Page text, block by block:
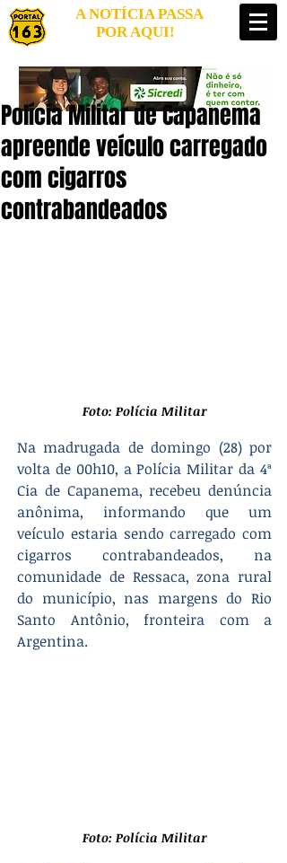
A NOTÍCIA PASSA
POR AQUI!
Polícia Militar de Capanema
apreende veículo carregado
com cigarros
contrabandeados
Foto: Polícia Militar
Na madrugada de domingo (28) por
volta de 00h10, a Polícia Militar da 4ª
Cia de Capanema, recebeu denúncia
anônima, informando que um
veículo estaria sendo carregado com
cigarros contrabandeados, na
comunidade de Ressaca, zona rural
do município, nas margens do Rio
Santo Antônio, fronteira com a
Argentina.
Foto: Polícia Militar